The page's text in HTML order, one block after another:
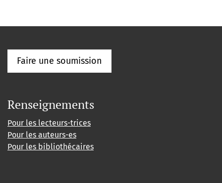
Faire une soumission
Renseignements
Pour les lecteurs-trices
Pour les auteurs-es
Pour les bibliothécaires